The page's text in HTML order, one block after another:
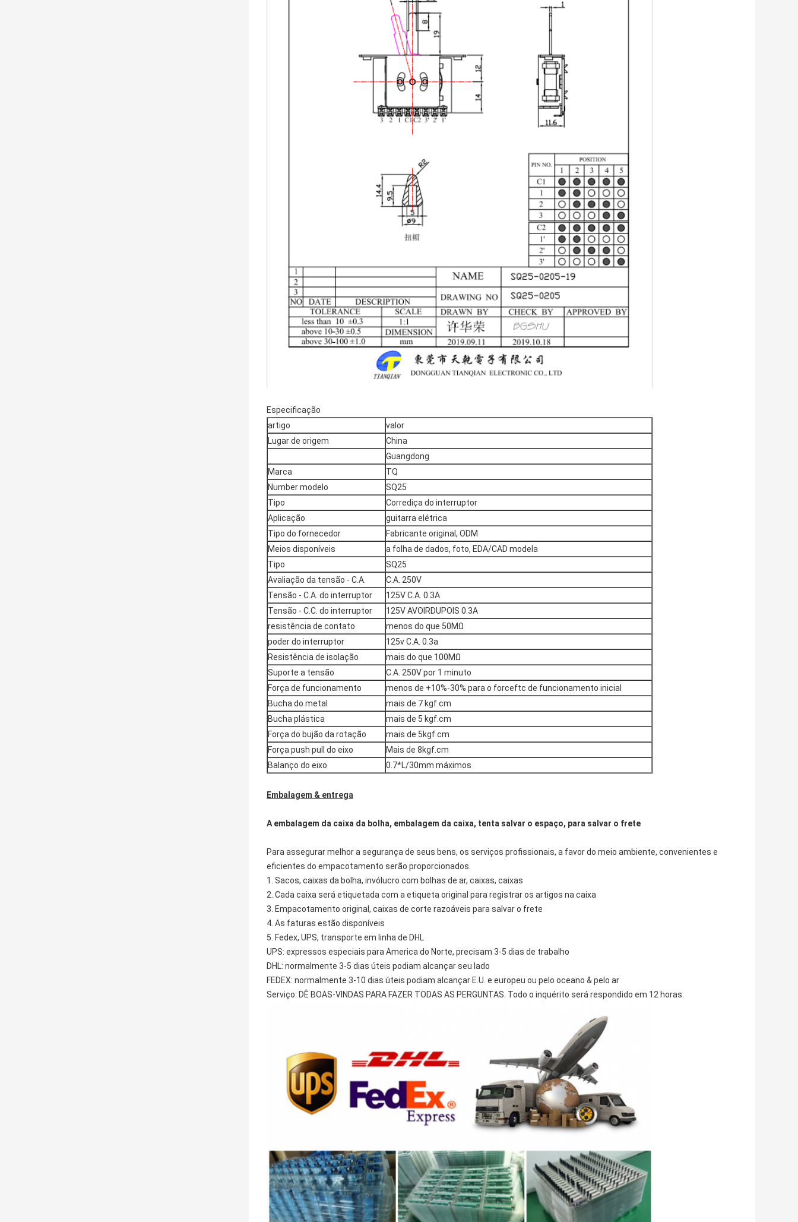
Especificação
artigo
valor
Lugar de origem
China
Guangdong
Marca
TQ
Number modelo
SQ25
Tipo
Corrediça do interruptor
Aplicação
guitarra elétrica
Tipo do fornecedor
Fabricante original, ODM
Meios disponíveis
a folha de dados, foto, EDA/CAD modela
Tipo
SQ25
Avaliação da tensão - C.A.
C.A. 250V
Tensão - C.A. do interruptor
125V C.A. 0.3A
Tensão - C.C. do interruptor
125V AVOIRDUPOIS 0.3A
resistência de contato
menos do que 50MΩ
poder do interruptor
125v C.A. 0.3a
Resistência de isolação
mais do que 100MΩ
Suporte a tensão
C.A. 250V por 1 minuto
Força de funcionamento
menos de +10%-30% para o forceftc de funcionamento inicial
Bucha do metal
mais de 7 kgf.cm
Bucha plástica
mais de 5 kgf.cm
Força do bujão da rotação
mais de 5kgf.cm
Força push pull do eixo
Mais de 8kgf.cm
Balanço do eixo
0.7*L/30mm máximos
Embalagem & entrega
A embalagem da caixa da bolha, embalagem da caixa, tenta salvar o espaço, para salvar o frete
Para assegurar melhor a segurança de seus bens, os serviços profissionais, a favor do meio ambiente, convenientes e
eficientes do empacotamento serão proporcionados.
1. Sacos, caixas da bolha, invólucro com bolhas de ar, caixas, caixas
2. Cada caixa será etiquetada com a etiqueta original para registrar os artigos na caixa
3. Empacotamento original, caixas de corte razoáveis para salvar o frete
4. As faturas estão disponíveis
5. Fedex, UPS, transporte em linha de DHL
UPS: expressos especiais para America do Norte, precisam 3-5 dias de trabalho
DHL: normalmente 3-5 dias úteis podiam alcançar seu lado
FEDEX: normalmente 3-10 dias úteis podiam alcançar E.U. e europeu ou pelo oceano & pelo ar
Serviço: DÊ BOAS-VINDAS PARA FAZER TODAS AS PERGUNTAS. Todo o inquérito será respondido em 12 horas.